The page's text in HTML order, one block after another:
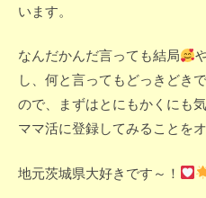
います。
なんだかんだ言っても結局
し、何と言ってもどっきどきで
ので、まずはとにもかくにも
ママ活に登録してみることを
地元茨城県大好きです～！